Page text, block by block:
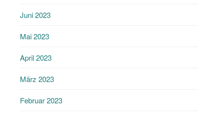
Juni 2023
Mai 2023
April 2023
März 2023
Februar 2023